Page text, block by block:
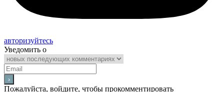
авторизуйтесь
Уведомить о
Пожалуйста, войдите, чтобы прокомментировать